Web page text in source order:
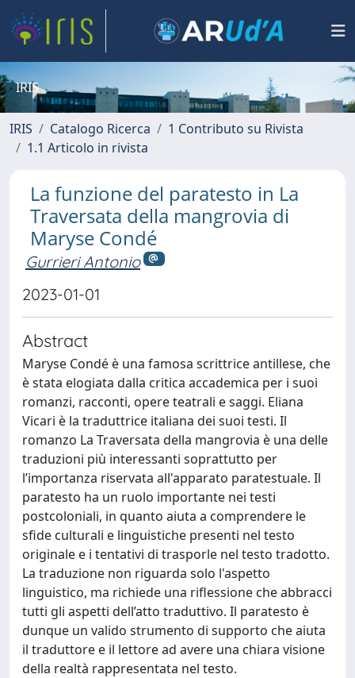
IRIS
IRIS Catalogo Ricerca
1 Contributo su Rivista
1.1 Articolo in rivista
La funzione del paratesto in La
Traversata della mangrovia di
Maryse Condé
Gurrieri Antonio
2023-01-01
Abstract
Maryse Condé è una famosa scrittrice antillese, che
è stata elogiata dalla critica accademica per i suoi
romanzi, racconti, opere teatrali e saggi. Eliana
Vicari è la traduttrice italiana dei suoi testi. Il
romanzo La Traversata della mangrovia è una delle
traduzioni più interessanti soprattutto per
l’importanza riservata all'apparato paratestuale. Il
paratesto ha un ruolo importante nei testi
postcoloniali, in quanto aiuta a comprendere le
sfide culturali e linguistiche presenti nel testo
originale e i tentativi di trasporle nel testo tradotto.
La traduzione non riguarda solo l'aspetto
linguistico, ma richiede una riflessione che abbracci
tutti gli aspetti dell’atto traduttivo. Il paratesto è
dunque un valido strumento di supporto che aiuta
il traduttore e il lettore ad avere una chiara visione
della realtà rappresentata nel testo.